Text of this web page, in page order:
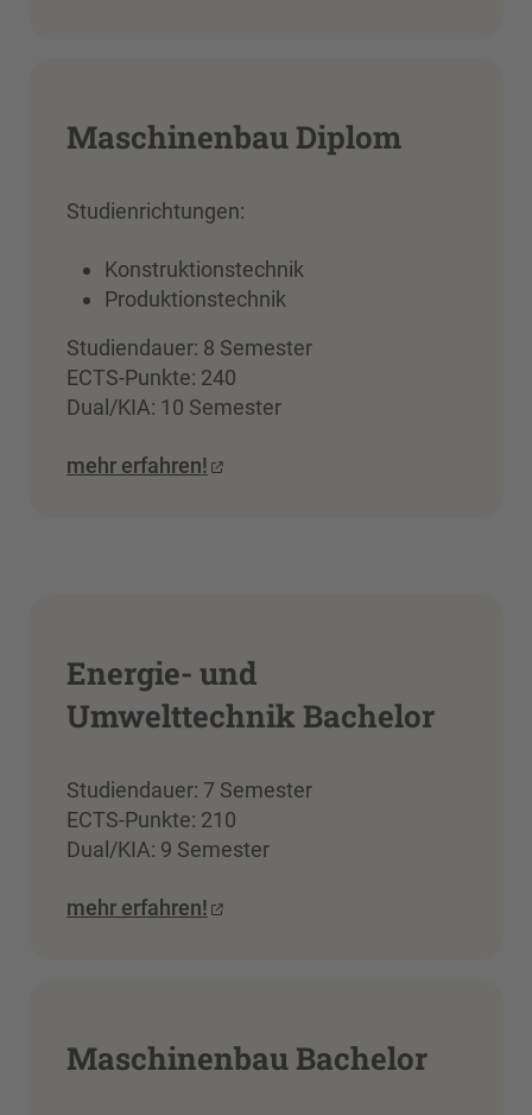
Maschinenbau Diplom
Studienrichtungen:
Konstruktionstechnik
Produktionstechnik
Studiendauer: 8 Semester
ECTS-Punkte: 240
Dual/KIA: 10 Semester
mehr erfahren!
Energie- und
Umwelttechnik Bachelor
Studiendauer: 7 Semester
ECTS-Punkte: 210
Dual/KIA: 9 Semester
mehr erfahren!
Maschinenbau Bachelor